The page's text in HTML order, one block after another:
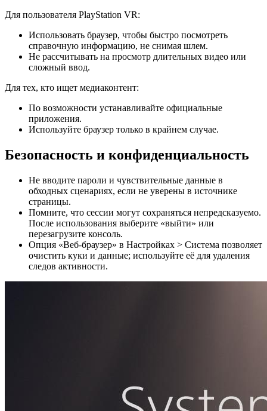
Для пользователя PlayStation VR:
Использовать браузер, чтобы быстро посмотреть
справочную информацию, не снимая шлем.
Не рассчитывать на просмотр длительных видео или
сложный ввод.
Для тех, кто ищет медиаконтент:
По возможности устанавливайте официальные
приложения.
Используйте браузер только в крайнем случае.
Безопасность и конфиденциальность
Не вводите пароли и чувствительные данные в
обходных сценариях, если не уверены в источнике
страницы.
Помните, что сессии могут сохраняться непредсказуемо.
После использования выберите «выйти» или
перезагрузите консоль.
Опция «Веб‑браузер» в Настройках > Система позволяет
очистить куки и данные; используйте её для удаления
следов активности.